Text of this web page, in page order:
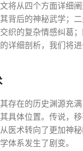
将从四个方面详细
背后的神秘武学；
织的复杂情感纠葛
详细剖析，我们将
存在的历史渊源充
具体位置。传说，
医术转向了更加神
体系发生了剧变。